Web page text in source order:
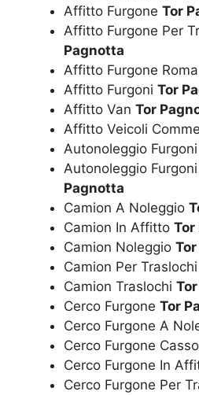
Affitto Furgone Tor
Affitto Furgone Per
Pagnotta
Affitto Furgone Roma
Affitto Furgoni Tor
Affitto Van Tor
Affitto Veicoli
Autonoleggio Furgoni
Autonoleggio
Pagnotta
Camion A Noleggio
Camion In Affitto Tor
Camion Noleggio
Camion Per Traslochi
Camion Traslochi
Cerco Furgone Tor
Cerco Furgone A
Cerco Furgone
Cerco Furgone In
Cerco Furgone Per